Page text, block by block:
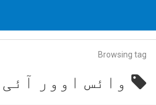
Browsing tag
وائس اوور